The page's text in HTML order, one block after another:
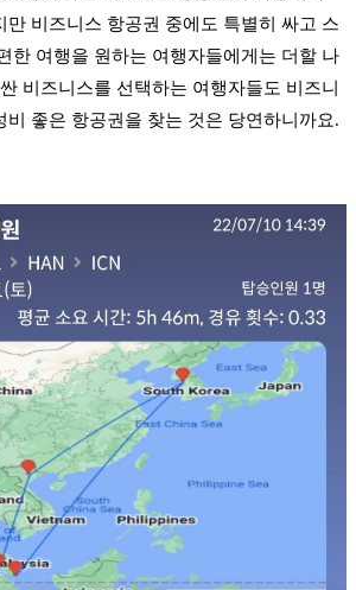
만 비즈니스 항공권 중에도 특별히 싸고 스
한 여행을 원하는 여행자들에게는 더할 나
비즈니스를 선택하는 여행자들도 비즈니
비 좋은 항공권을 찾는 것은 당연하니까요.